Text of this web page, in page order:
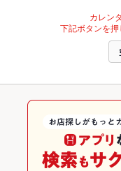
カレン
下記ボタンを押